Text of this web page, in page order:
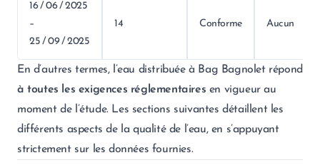
16 / 06 / 2025
–
25 / 09 / 2025
14 Conforme Aucun
En d’autres termes, l’eau distribuée à Bag Bagnolet répond
à toutes les exigences réglementaires en vigueur au
moment de l’étude. Les sections suivantes détaillent les
différents aspects de la qualité de l’eau, en s’appuyant
strictement sur les données fournies.